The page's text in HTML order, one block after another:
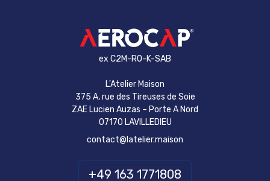
ex C2M-RO-K-SAB
L'Atelier Maison
375 A, rue des Tireuses de Soie
ZAE Lucien Auzas – Porte A Nord
07170 LAVILLEDIEU
contact@latelier.maison
+49 163 1771808